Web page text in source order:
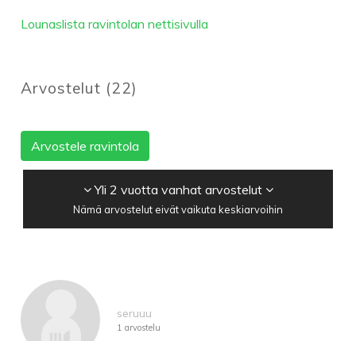
Lounaslista ravintolan nettisivulla
Arvostelut (22)
Arvostele ravintola
Yli 2 vuotta vanhat arvostelut
Nämä arvostelut eivät vaikuta keskiarvoihin
seruuu
1 arvostelu